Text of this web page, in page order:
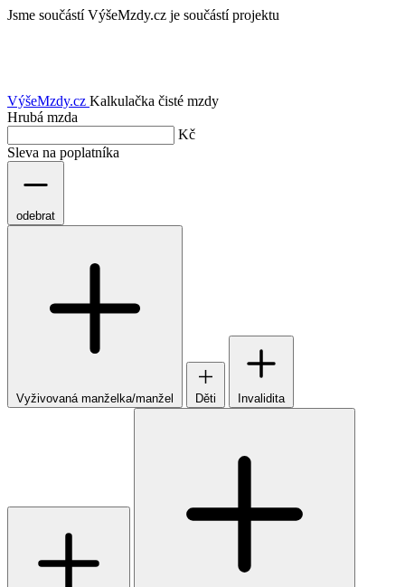
Jsme součástí VýšeMzdy.cz je součástí projektu
VýšeMzdy.cz Kalkulačka čisté mzdy
Hrubá mzda
Kč
Sleva na poplatníka
odebrat
Vyživovaná manželka/manžel Děti Invalidita